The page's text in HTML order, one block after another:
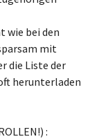
wie bei den
mit
die Liste der
herunterladen
: